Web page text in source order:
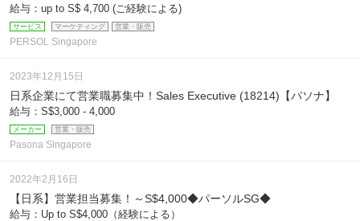
給与：up to S$ 4,700 (ご経験による)
サービス マーケティング 営業・販売
PERSOL Singapore
日系企業にて営業職募集中！Sales Executive (18214)【パソナ】
給与：S$3,000 - 4,000
メーカー 営業・販売
2023年12月15日
Pasona Singapore
【日系】営業担当募集！～S$4,000◆パーソルSG◆
給与：Up to S$4,000（経験による）
2022年2月16日